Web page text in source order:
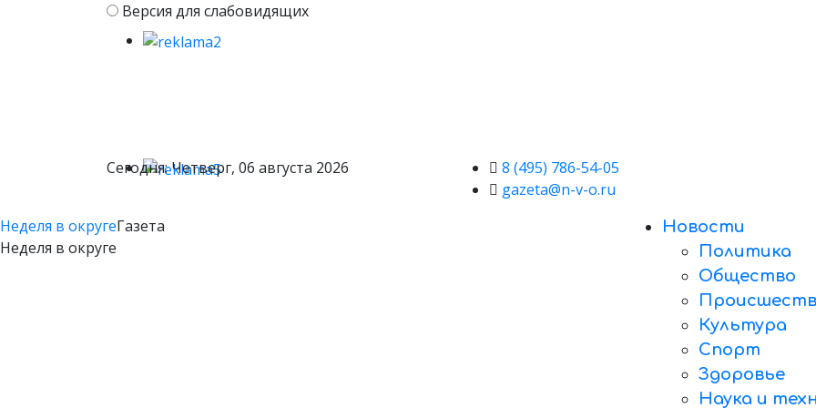
Версия для слабовидящих
Сегодня: Четверг, 06 августа 2026
8 (495) 786-54-05
gazeta@n-v-o.ru
Неделя в округеГазета
Неделя в округе
Новости
Политика
Общество
Культура
Спорт
Здоровье
Наука и